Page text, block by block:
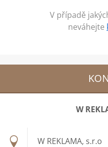
V případě
neváhejte
W
W REKLAMA, s.r.o